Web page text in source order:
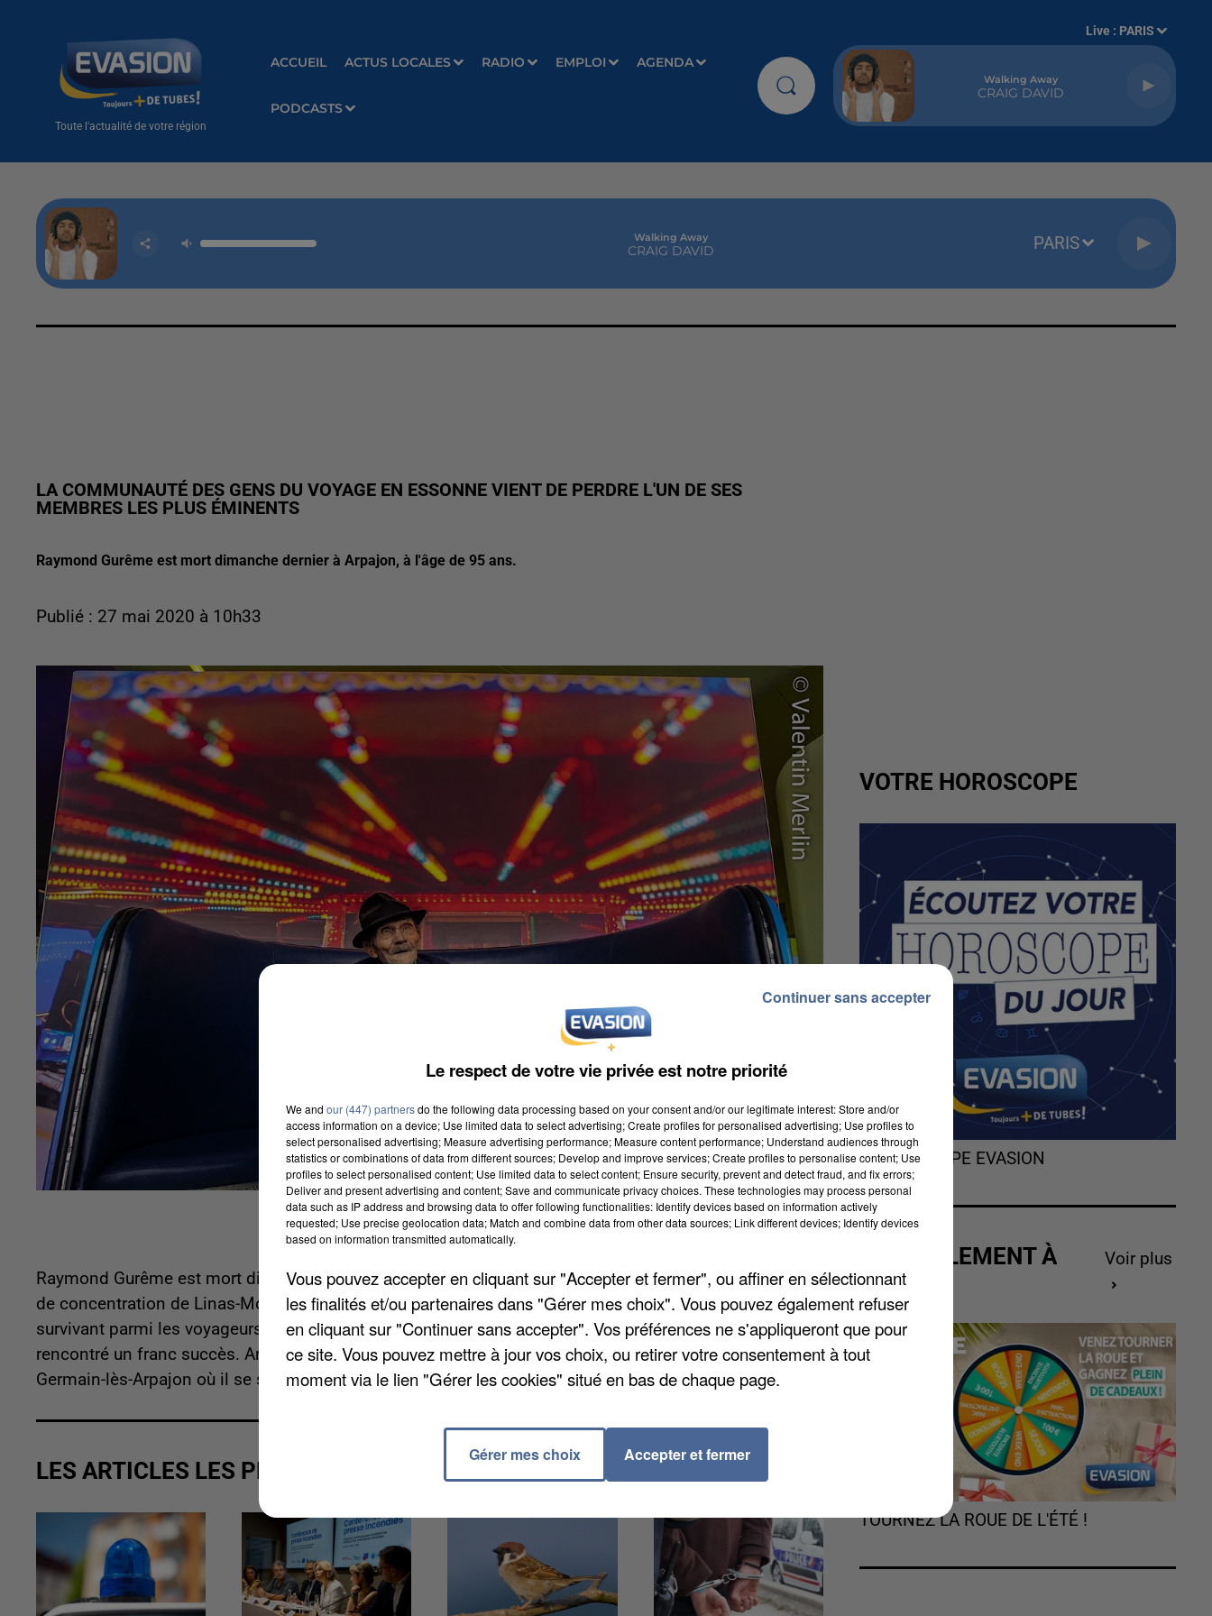
Toute l'actualité de votre région
ACCUEIL ACTUS LOCALES RADIO EMPLOI AGENDA
PODCASTS
Live : PARIS
Walking Away
CRAIG DAVID
Walking Away
CRAIG DAVID PARIS
LA COMMUNAUTÉ DES GENS DU VOYAGE EN ESSONNE VIENT DE PERDRE L'UN DE SES
MEMBRES LES PLUS ÉMINENTS
Raymond Gurême est mort dimanche dernier à Arpajon, à l'âge de 95 ans.
Publié : 27 mai 2020 à 10h33
Raymond Gurême est mort dimanche dernier à Arpajon, à l'âge de 95 ans. Il fut interné dans le camp
de concentration de Linas-Montlhéry durant la Seconde Guerre mondiale, et en était d'ailleurs le dernier
survivant parmi les voyageurs, rappelleLe Parisien. Ses mémoires « Interdit aux nomades » avaient
rencontré un franc succès. Amoureux de l'Essonne, Raymond Gurême posa sa caravane à Saint-
Germain-lès-Arpajon où il se sédentarisa. C'est là qu'auront lieu ses funérailles demain.
LES ARTICLES LES PLUS VUS
VOTRE HOROSCOPE
L'HOROSCOPE EVASION
ACTUELLEMENT À
GAGNER
Voir plus
TOURNEZ LA ROUE DE L'ÉTÉ !
Le respect de votre vie privée est notre priorité
We and our (447) partnersdo the following data processing based on your consent and/or our legitimate interest: Store and/or
access information on a device; Use limited data to select advertising; Create profiles for personalised advertising; Use profiles to
select personalised advertising; Measure advertising performance; Measure content performance; Understand audiences through
statistics or combinations of data from different sources; Develop and improve services; Create profiles to personalise content; Use
profiles to select personalised content; Use limited data to select content; Ensure security, prevent and detect fraud, and fix errors;
Deliver and present advertising and content; Save and communicate privacy choices. These technologies may process personal
data such as IP address and browsing data to offer following functionalities: Identify devices based on information actively
requested; Use precise geolocation data; Match and combine data from other data sources; Link different devices; Identify devices
based on information transmitted automatically.
Vous pouvez accepter en cliquant sur "Accepter et fermer", ou affiner en sélectionnant
les finalités et/ou partenaires dans "Gérer mes choix". Vous pouvez également refuser
en cliquant sur "Continuer sans accepter". Vos préférences ne s'appliqueront que pour
ce site. Vous pouvez mettre à jour vos choix, ou retirer votre consentement à tout
moment via le lien "Gérer les cookies" situé en bas de chaque page.
Gérer mes choix Accepter et fermer
Continuer sans accepter